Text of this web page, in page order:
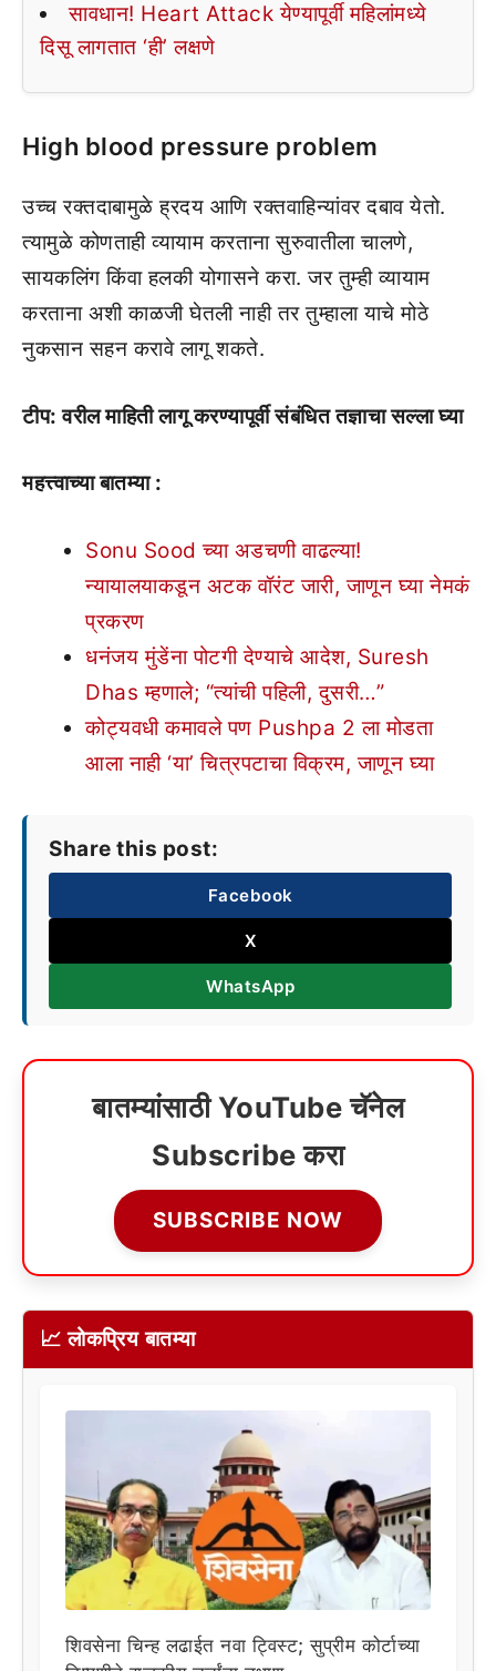
सावधान! Heart Attack येण्यापूर्वी महिलांमध्ये
दिसू लागतात ‘ही’ लक्षणे
High blood pressure problem
उच्च रक्तदाबामुळे ह्रदय आणि रक्तवाहिन्यांवर दबाव येतो.
त्यामुळे कोणताही व्यायाम करताना सुरुवातीला चालणे,
सायकलिंग किंवा हलकी योगासने करा. जर तुम्ही व्यायाम
करताना अशी काळजी घेतली नाही तर तुम्हाला याचे मोठे
नुकसान सहन करावे लागू शकते.
टीप: वरील माहिती लागू करण्यापूर्वी संबंधित तज्ञाचा सल्ला घ्या
महत्त्वाच्या बातम्या :
Sonu Sood च्या अडचणी वाढल्या!
न्यायालयाकडून अटक वॉरंट जारी, जाणून घ्या नेमकं
प्रकरण
धनंजय मुंडेंना पोटगी देण्याचे आदेश, Suresh
Dhas म्हणाले; “त्यांची पहिली, दुसरी…”
कोट्यवधी कमावले पण Pushpa 2 ला मोडता
आला नाही ‘या’ चित्रपटाचा विक्रम, जाणून घ्या
Share this post:
Facebook
X
WhatsApp
बातम्यांसाठी YouTube चॅनेल
Subscribe करा
SUBSCRIBE NOW
📈 लोकप्रिय बातम्या
शिवसेना चिन्ह लढाईत नवा ट्विस्ट; सुप्रीम कोर्टाच्या